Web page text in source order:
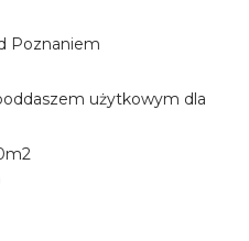
Poznaniem
użytkowym dla